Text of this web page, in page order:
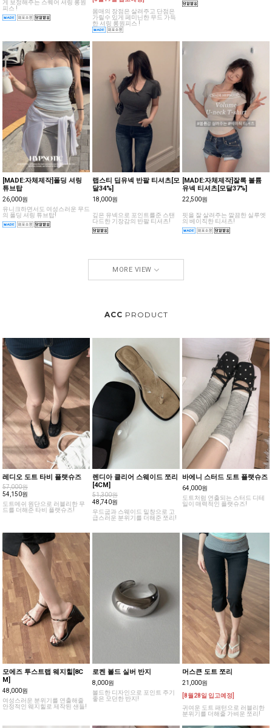
바디라인을 슬림하면서 볼륨감있
게 보정해주는 스퀘어 셔링 롱원
피스 !
몸매의 장점은 살려주고 단점은
가릴수 있게 페미닌한 무드 가득
한 셔링 롱원피스 !
여성스러운 셔링 롱스커트
[MADE:자체제작]폴딩 셔링
튜브탑
26,000원
유니크하면서도 여성스러운 무드
의 폴딩 셔링 튜브탑!
랩스티 딥유넥 반팔 티셔츠[모
달34%]
깊은 유넥으로 포인트를준 스탠
다드한 기장감의 반팔 티셔츠!
[MADE:자체제작]잘록 볼륨
유넥 티셔츠[모달37%]
핏을 잘 살려주는 깔끔한 실루엣
의 베이직한 티셔츠!
레디오 도트 타비 플랫슈즈
57,000원
54,150원
도트메쉬 원단으로 러블리한 무
렌디아 클리어 스웨이드 쪼리
[4CM]
51,300원
48,740원
우드굽과 스웨이드 밑창으로 고
바에니 스터드 도트 플랫슈즈
64,000원
도트처럼 연출되는 스터드 디테
모에즈 투스트랩 웨지힐[8C
M]
48,000원
여성스러운 분위기를 연출해줄
로켄 볼드 실버 반지
8,000원
볼드한 디자인으로 포인트 주기
머스큰 도트 쪼리
귀여운 도트 패턴으로 러블리한